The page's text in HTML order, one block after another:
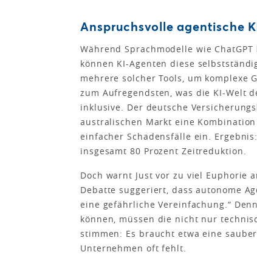
Anspruchsvolle agentische
Während Sprachmodelle wie
können KI-Agenten diese
mehrere solcher Tools, um komplexe
zum Aufregendsten, was die KI-Welt
inklusive. Der deutsche
australischen Markt eine
einfacher Schadensfälle ein.
insgesamt 80 Prozent Zeitreduktion.
Doch warnt Just vor zu viel Euphorie
Debatte suggeriert, dass autonome
eine gefährliche Vereinfachung.“
können, müssen die nicht nur
stimmen: Es braucht etwa eine
Unternehmen oft fehlt.